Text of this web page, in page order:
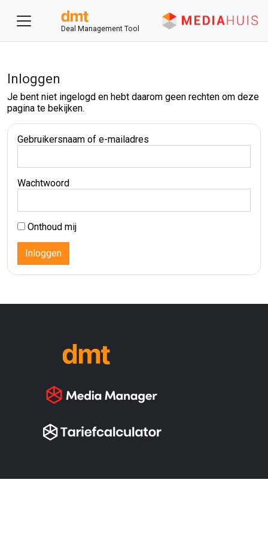
Deal Management Tool
Inloggen
Je bent niet ingelogd en hebt daarom geen rechten om deze
pagina te bekijken.
Gebruikersnaam of e-mailadres
Wachtwoord
Onthoud mij